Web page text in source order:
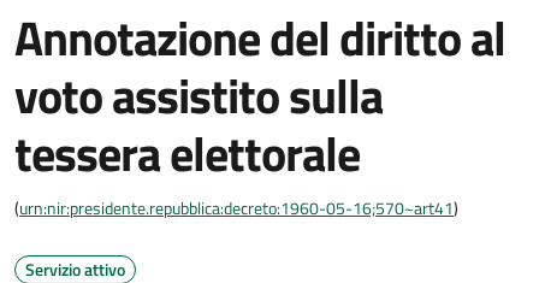
Annotazione del diritto al
voto assistito sulla
tessera elettorale
(urn:nir:presidente.repubblica:decreto:1960-05-16;570~art41)
Servizio attivo